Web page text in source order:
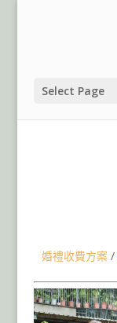
Select Page
婚禮收費方案/